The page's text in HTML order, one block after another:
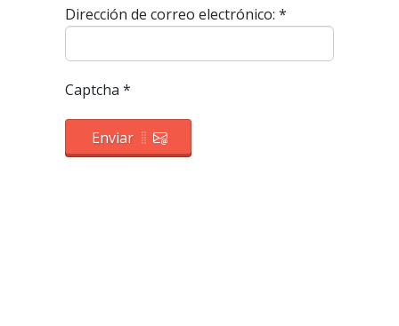
Dirección de correo electrónico: *
Captcha *
Enviar